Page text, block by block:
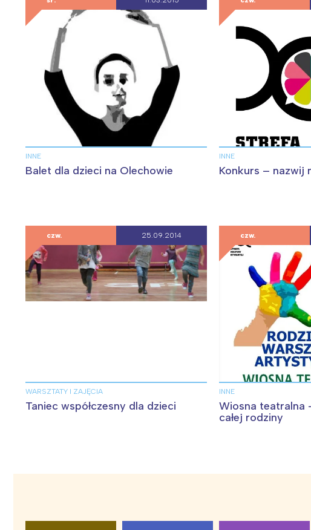
INNE
Balet dla dzieci na Olechowie
INNE
Konkurs – nazwij
czw. 25.09.2014
WARSZTATY I ZAJĘCIA
Taniec współczesny dla dzieci
czw.
INNE
Wiosna teatralna
całej rodziny
Wrocław